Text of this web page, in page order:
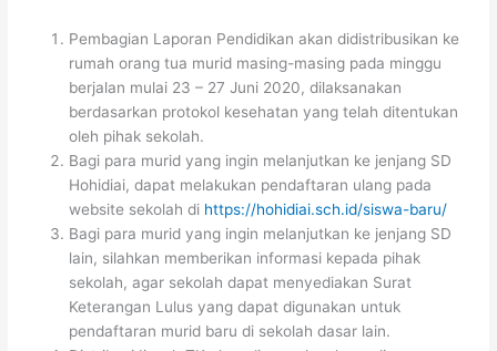
Pembagian Laporan Pendidikan akan didistribusikan ke
rumah orang tua murid masing-masing pada minggu
berjalan mulai 23 – 27 Juni 2020, dilaksanakan
berdasarkan protokol kesehatan yang telah ditentukan
oleh pihak sekolah.
Bagi para murid yang ingin melanjutkan ke jenjang SD
Hohidiai, dapat melakukan pendaftaran ulang pada
website sekolah di https://hohidiai.sch.id/siswa-baru/
Bagi para murid yang ingin melanjutkan ke jenjang SD
lain, silahkan memberikan informasi kepada pihak
sekolah, agar sekolah dapat menyediakan Surat
Keterangan Lulus yang dapat digunakan untuk
pendaftaran murid baru di sekolah dasar lain.